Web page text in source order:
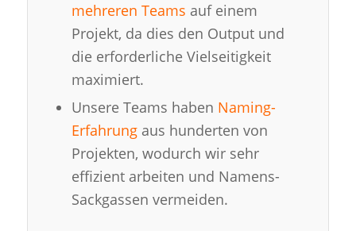
mehreren Teams auf einem
Projekt, da dies den Output und
die erforderliche Vielseitigkeit
maximiert.
Unsere Teams haben Naming-
Erfahrungaus hunderten von
Projekten, wodurch wir sehr
effizient arbeiten und Namens-
Sackgassen vermeiden.